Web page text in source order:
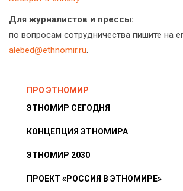
Для журналистов и прессы:
по вопросам сотрудничества пишите на
alebed@ethnomir.ru.
ПРО ЭТНОМИР
ЭТНОМИР СЕГОДНЯ
КОНЦЕПЦИЯ ЭТНОМИРА
ЭТНОМИР 2030
ПРОЕКТ «РОССИЯ В ЭТНОМИРЕ»